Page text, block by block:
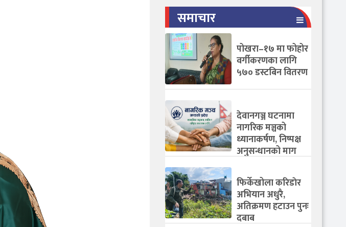
समाचार
पोखरा–१७ मा फोहोर
वर्गीकरणका लागि
५७० डस्टबिन वितरण
देवानगञ्ज घटनामा
नागरिक मञ्चको
ध्यानाकर्षण, निष्पक्ष
अनुसन्धानको माग
फिर्केखोला करिडाेर
अभियान अधुरै,
अतिक्रमण हटाउन पुनः
दबाब